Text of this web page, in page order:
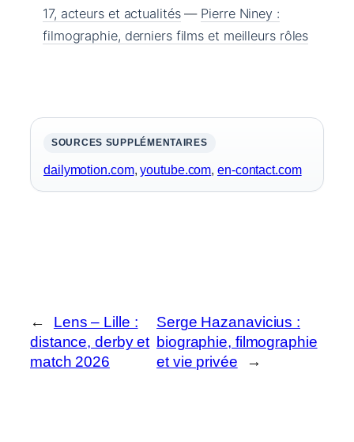
17, acteurs et actualités— Pierre Niney :
filmographie, derniers films et meilleurs rôles
SOURCES SUPPLÉMENTAIRES
dailymotion.com,youtube.com ,en-contact.com
←
Lens – Lille :
distance, derby et
match 2026
Serge Hazanavicius :
biographie, filmographie
et vie privée
→